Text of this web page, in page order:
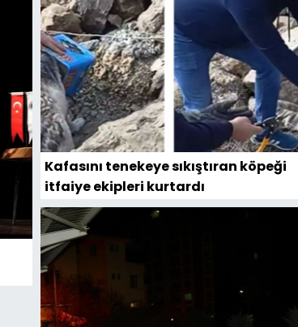
Kafasını tenekeye sıkıştıran köpeği
itfaiye ekipleri kurtardı